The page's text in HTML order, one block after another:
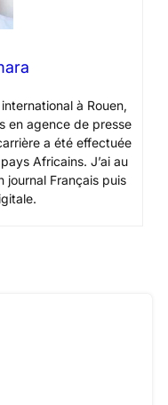
à Rouen,
en agence de presse
a été effectuée
Africains. J’ai au
journal Français puis